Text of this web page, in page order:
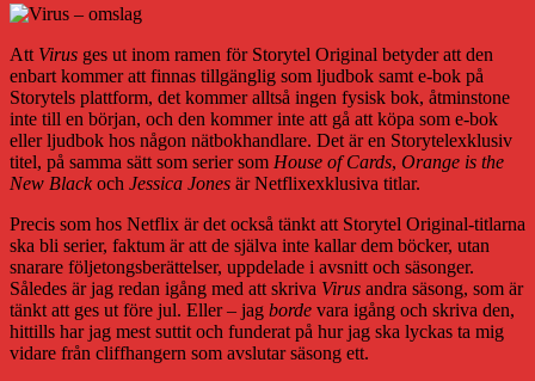
Att Virus ges ut inom ramen för Storytel Original betyder att den
enbart kommer att finnas tillgänglig som ljudbok samt e-bok på
Storytels plattform, det kommer alltså ingen fysisk bok, åtminstone
inte till en början, och den kommer inte att gå att köpa som e-bok
eller ljudbok hos någon nätbokhandlare. Det är en Storytelexklusiv
titel, på samma sätt som serier som House of Cards, Orange is the
New Blackoch Jessica Jones är Netflixexklusiva titlar.
Precis som hos Netflix är det också tänkt att Storytel Original-titlarna
ska bli serier, faktum är att de själva inte kallar dem böcker, utan
snarare följetongsberättelser, uppdelade i avsnitt och säsonger.
Således är jag redan igång med att skriva Virus andra säsong, som är
tänkt att ges ut före jul. Eller – jag borde vara igång och skriva den,
hittills har jag mest suttit och funderat på hur jag ska lyckas ta mig
vidare från cliffhangern som avslutar säsong ett.